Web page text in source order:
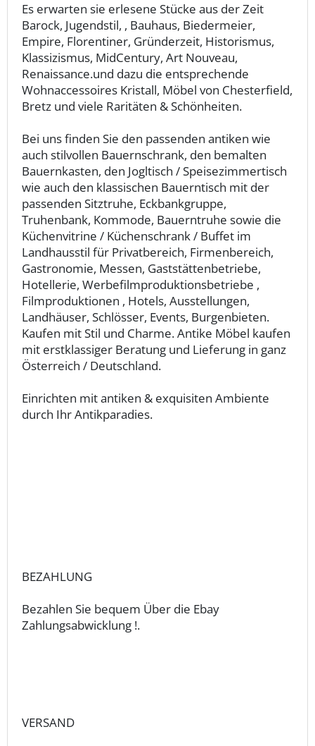
Es erwarten sie erlesene Stücke aus der Zeit
Barock, Jugendstil, , Bauhaus, Biedermeier,
Empire, Florentiner, Gründerzeit, Historismus,
Klassizismus, MidCentury, Art Nouveau,
Renaissance.und dazu die entsprechende
Wohnaccessoires Kristall, Möbel von Chesterfield,
Bretz und viele Raritäten & Schönheiten.
Bei uns finden Sie den passenden antiken wie
auch stilvollen Bauernschrank, den bemalten
Bauernkasten, den Jogltisch / Speisezimmertisch
wie auch den klassischen Bauerntisch mit der
passenden Sitztruhe, Eckbankgruppe,
Truhenbank, Kommode, Bauerntruhe sowie die
Küchenvitrine / Küchenschrank / Buffet im
Landhausstil für Privatbereich, Firmenbereich,
Gastronomie, Messen, Gaststättenbetriebe,
Hotellerie, Werbefilmproduktionsbetriebe ,
Filmproduktionen , Hotels, Ausstellungen,
Landhäuser, Schlösser, Events, Burgenbieten.
Kaufen mit Stil und Charme. Antike Möbel kaufen
mit erstklassiger Beratung und Lieferung in ganz
Österreich / Deutschland.
Einrichten mit antiken & exquisiten Ambiente
durch Ihr Antikparadies.
BEZAHLUNG
Bezahlen Sie bequem Über die Ebay
Zahlungsabwicklung !.
VERSAND